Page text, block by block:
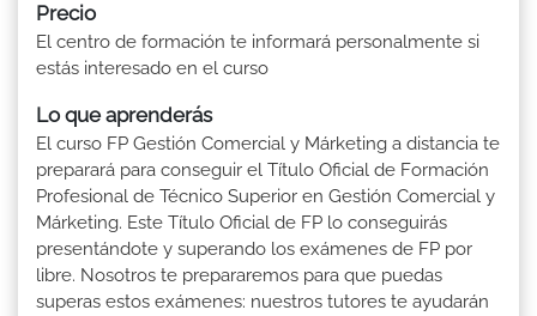
Precio
El centro de formación te informará personalmente si
estás interesado en el curso
Lo que aprenderás
El curso FP Gestión Comercial y Márketing a distancia te
preparará para conseguir el Título Oficial de Formación
Profesional de Técnico Superior en Gestión Comercial y
Márketing. Este Título Oficial de FP lo conseguirás
presentándote y superando los exámenes de FP por
libre. Nosotros te prepararemos para que puedas
superas estos exámenes: nuestros tutores te ayudarán